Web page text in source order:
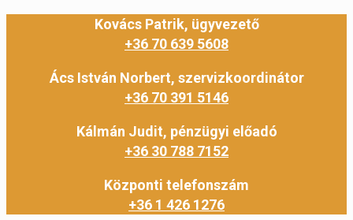
Kovács Patrik, ügyvezető
+36 70 639 5608
Ács István Norbert, szervizkoordinátor
+36 70 391 5146
Kálmán Judit, pénzügyi előadó
+36 30 788 7152
Központi telefonszám
+36 1 426 1276